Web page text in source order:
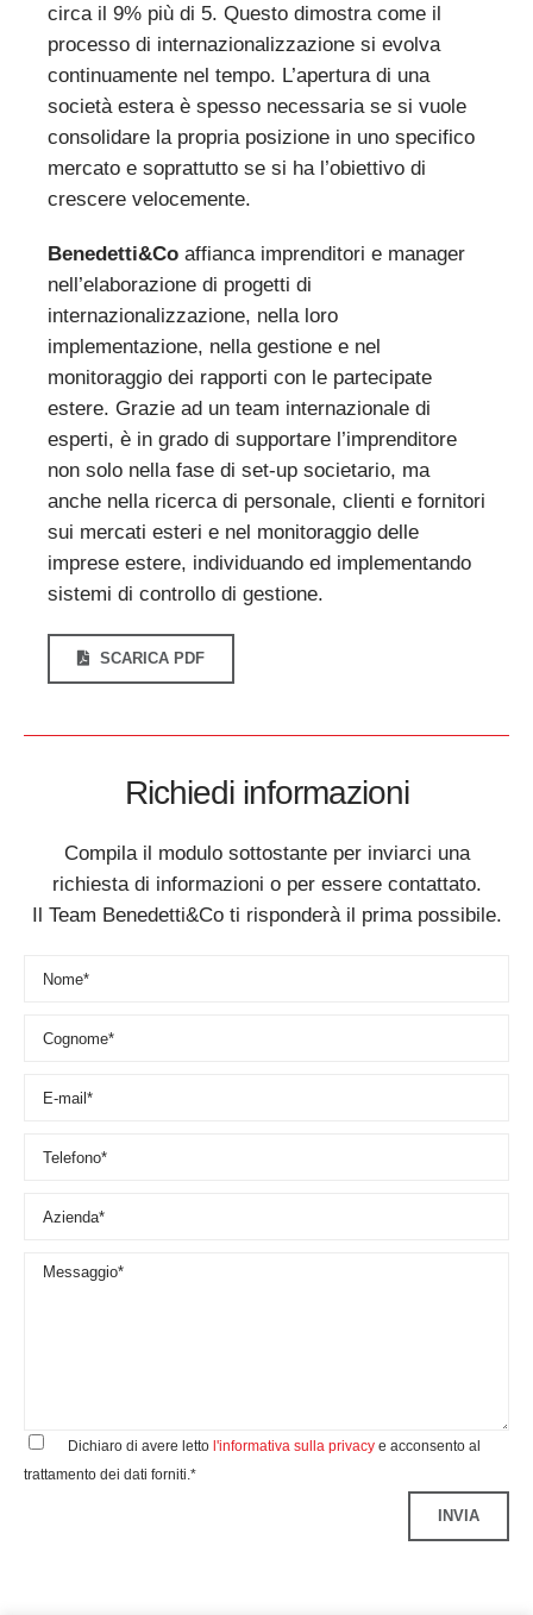
circa il 9% più di 5. Questo dimostra come il
processo di internazionalizzazione si evolva
continuamente nel tempo. L’apertura di una
società estera è spesso necessaria se si vuole
consolidare la propria posizione in uno specifico
mercato e soprattutto se si ha l’obiettivo di
crescere velocemente.
Benedetti&Coaffianca imprenditori e manager
nell’elaborazione di progetti di
internazionalizzazione, nella loro
implementazione, nella gestione e nel
monitoraggio dei rapporti con le partecipate
estere. Grazie ad un team internazionale di
esperti, è in grado di supportare l’imprenditore
non solo nella fase di set-up societario, ma
anche nella ricerca di personale, clienti e fornitori
sui mercati esteri e nel monitoraggio delle
imprese estere, individuando ed implementando
sistemi di controllo di gestione.
SCARICA PDF
Richiedi informazioni
Compila il modulo sottostante per inviarci una
richiesta di informazioni o per essere contattato.
Il Team Benedetti&Co ti risponderà il prima possibile.
Dichiaro di avere letto l'informativa sulla privacye acconsento al
trattamento dei dati forniti.*